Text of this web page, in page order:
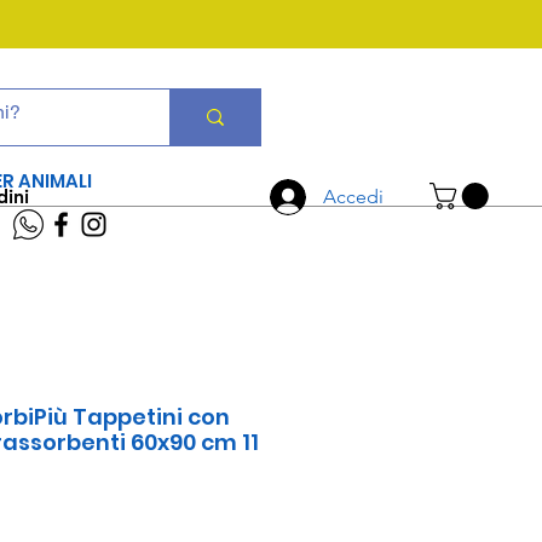
Accedi
ANIMALI
Tappetini con
60x90 cm 11